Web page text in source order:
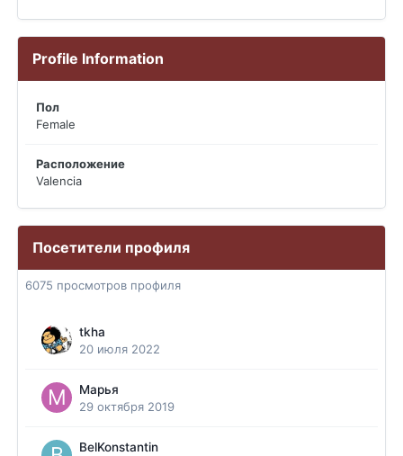
Profile Information
Пол
Female
Расположение
Valencia
Посетители профиля
6075 просмотров профиля
tkha
20 июля 2022
Марья
29 октября 2019
BelKonstantin